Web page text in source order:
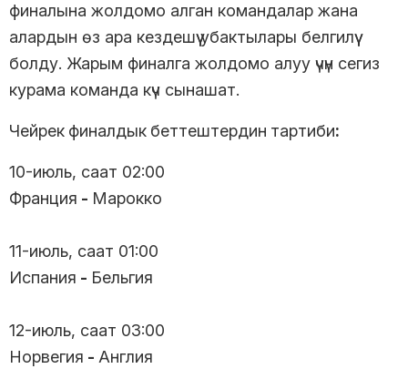
финалына жолдомо алган командалар жана
алардын өз ара кездешүү убактылары белгилүү
болду. Жарым финалга жолдомо алуу үчүн сегиз
курама команда күч сынашат.
Чейрек финалдык беттештердин тартиби:
10-июль, саат 02:00
Франция - Марокко
11-июль, саат 01:00
Испания - Бельгия
12-июль, саат 03:00
Норвегия - Англия